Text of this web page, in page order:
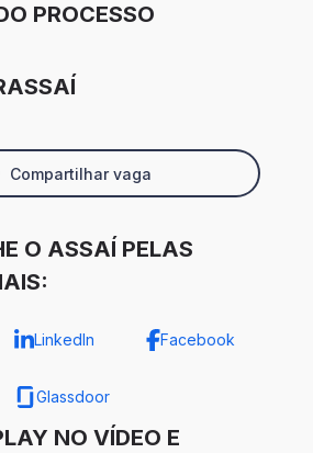
PROCESSO
Compartilhar vaga
O ASSAÍ PELAS
LinkedIn Facebook
Glassdoor
NO VÍDEO E